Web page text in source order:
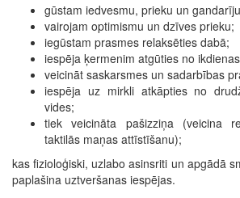
gūstam iedvesmu, prieku un
vairojam optimismu un dzīves prieku;
iegūstam prasmes relaksēties dabā;
iespēja ķermenim atgūties no
veicināt saskarsmes un sadarbības
iespēja uz mirkli atkāpties no
vides;
tiek veicināta pašizziņa (veicina
taktilās maņas attīstīšanu);
kas fizioloģiski, uzlabo asinsriti un apgādā
paplašina uztveršanas iespējas.